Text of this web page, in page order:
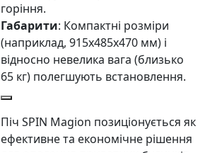
горіння.
Габарити: Компактні розміри
(наприклад, 915х485х470 мм) і
відносно невелика вага (близько
65 кг) полегшують встановлення.
Піч SPIN Magion позиціонується як
ефективне та економічне рішення